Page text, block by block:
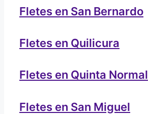
Fletes en San Bernardo
Fletes en Quilicura
Fletes en Quinta Normal
Fletes en San Miguel